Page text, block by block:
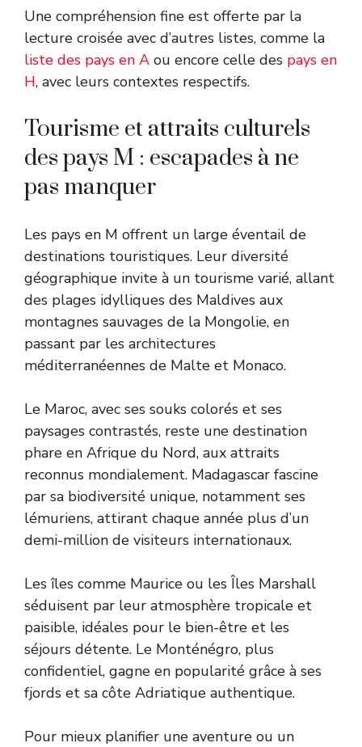
Une compréhension fine est offerte par la
lecture croisée avec d’autres listes, comme la
liste des pays en A ou encore celle des pays en
H, avec leurs contextes respectifs.
Tourisme et attraits culturels
des pays M : escapades à ne
pas manquer
Les pays en M offrent un large éventail de
destinations touristiques. Leur diversité
géographique invite à un tourisme varié, allant
des plages idylliques des Maldives aux
montagnes sauvages de la Mongolie, en
passant par les architectures
méditerranéennes de Malte et Monaco.
Le Maroc, avec ses souks colorés et ses
paysages contrastés, reste une destination
phare en Afrique du Nord, aux attraits
reconnus mondialement. Madagascar fascine
par sa biodiversité unique, notamment ses
lémuriens, attirant chaque année plus d’un
demi-million de visiteurs internationaux.
Les îles comme Maurice ou les Îles Marshall
séduisent par leur atmosphère tropicale et
paisible, idéales pour le bien-être et les
séjours détente. Le Monténégro, plus
confidentiel, gagne en popularité grâce à ses
fjords et sa côte Adriatique authentique.
Pour mieux planifier une aventure ou un